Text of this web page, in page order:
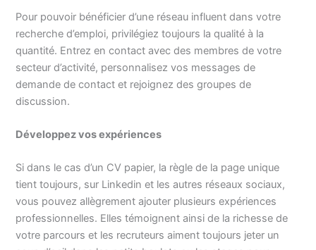
Pour pouvoir bénéficier d’une réseau influent dans votre
recherche d’emploi, privilégiez toujours la qualité à la
quantité. Entrez en contact avec des membres de votre
secteur d’activité, personnalisez vos messages de
demande de contact et rejoignez des groupes de
discussion.
Développez vos expériences
Si dans le cas d’un CV papier, la règle de la page unique
tient toujours, sur Linkedin et les autres réseaux sociaux,
vous pouvez allègrement ajouter plusieurs expériences
professionnelles. Elles témoignent ainsi de la richesse de
votre parcours et les recruteurs aiment toujours jeter un